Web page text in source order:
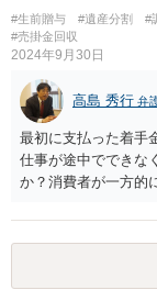
#生前贈与 #遺産分割 #
#売掛金回収
2024年9月30日
高島 秀行 弁
最初に支払った着手
仕事が途中でできな
か？消費者が一方
務があると思いま
れた方がよいと思
すが、 判断能力が
選任したのか 即ち